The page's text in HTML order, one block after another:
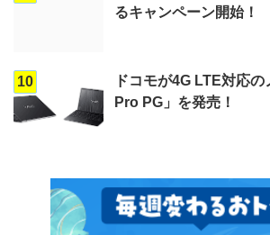
るキャンペーン開始！
10
ドコモが4G LTE対応
Pro PG」を発売！